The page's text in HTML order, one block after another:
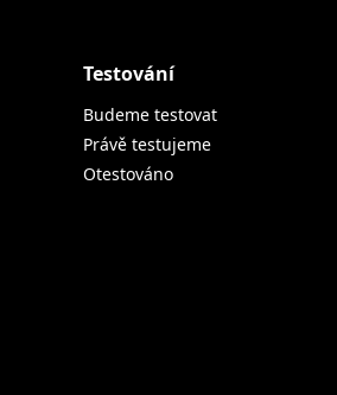
Testování
Budeme testovat
Právě testujeme
Otestováno